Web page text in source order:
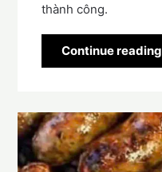
thành công.
Continue reading